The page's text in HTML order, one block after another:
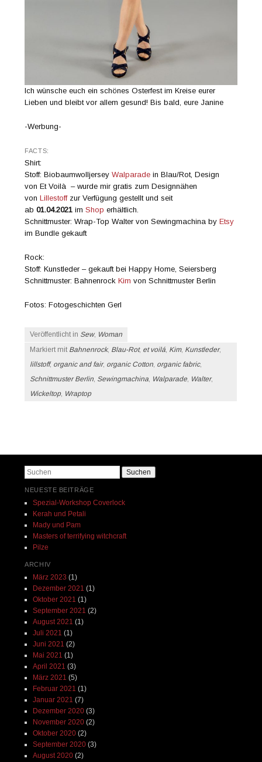
Ich wünsche euch ein schönes Osterfest im Kreise eurer
Lieben und bleibt vor allem gesund! Bis bald, eure Janine
-Werbung-
FACTS:
Shirt:
Stoff: BiobaumwolljerseyWalparade in Blau/Rot, Design
von Et Voilà – wurde mir gratis zum Designnähen
vonLillestoffzur Verfügung gestellt und seit
ab01.04.2021 imShop erhältlich.
Schnittmuster: Wrap-Top Walter von Sewingmachina byEtsy
im Bundle gekauft
Rock:
Stoff: Kunstleder – gekauft bei Happy Home, Seiersberg
Schnittmuster: BahnenrockKim von Schnittmuster Berlin
Fotos: Fotogeschichten Gerl
Veröffentlicht in Sew, Woman
Markiert mit Bahnenrock, Blau-Rot, et voilá, Kim, Kunstleder,
lillstoff, organic and fair, organic Cotton, organic fabric,
Schnittmuster Berlin, Sewingmachina, Walparade, Walter,
Wickeltop, Wraptop
Suchen
NEUESTE BEITRÄGE
Spezial-Workshop Coverlock
Kerah und Petali
Mady und Pam
Masters of terrifying witchcraft
Pilze
ARCHIV
März 2023 (1)
Dezember 2021 (1)
Oktober 2021 (1)
September 2021 (2)
August 2021 (1)
Juli 2021 (1)
Juni 2021 (2)
Mai 2021 (1)
April 2021 (3)
März 2021 (5)
Februar 2021 (1)
Januar 2021 (7)
Dezember 2020(3)
November 2020(2)
Oktober 2020(2)
September 2020(3)
August 2020(2)